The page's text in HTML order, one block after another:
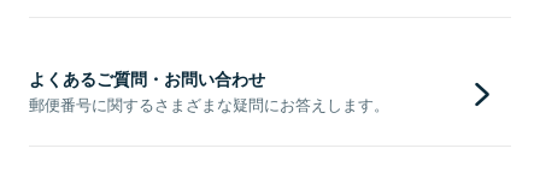
よくあるご質問・お問い合わせ
郵便番号に関するさまざまな疑問にお答えします。